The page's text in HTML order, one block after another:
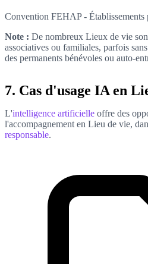
Convention FEHAP -
Note : De nombreux Lieux de vie
associatives ou familiales, parfois
des permanents bénévoles ou auto-
7. Cas d'usage IA en
L'intelligence artificielle offre des
l'accompagnement en Lieu de vie,
responsable.